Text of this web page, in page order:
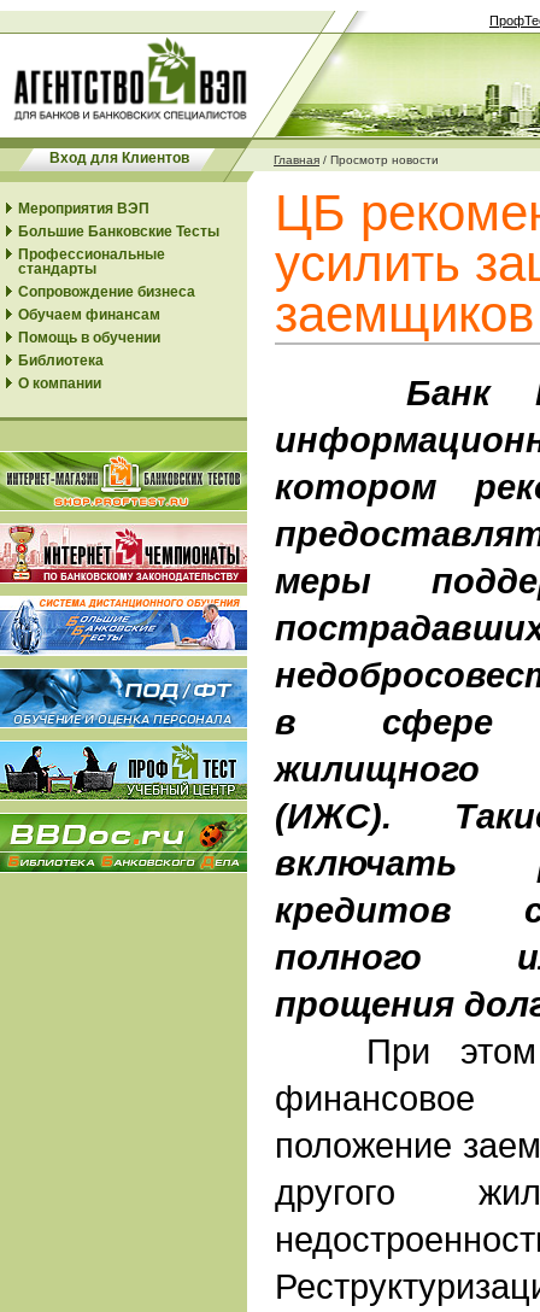
Вход для Клиентов Главная / Просмотр новости
Мероприятия ВЭП
Большие Банковские Тесты
Профессиональные
стандарты
Сопровождение бизнеса
Обучаем финансам
Помощь в обучении
Библиотека
О компании
ЦБ
усилить
Банк
котором
меры
в сфере
жилищного
(ИЖС).
включать
кредитов
полного
прощения
При этом
положение
другого